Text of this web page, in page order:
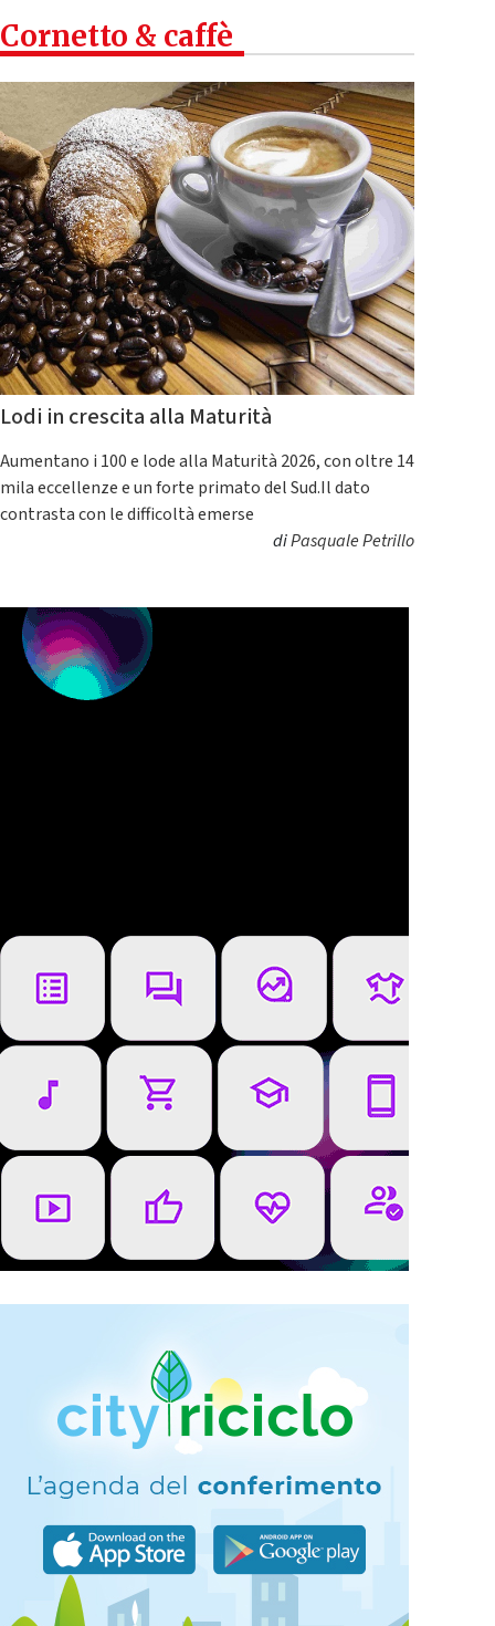
Cornetto & caffè
Lodi in crescita alla Maturità
Aumentano i 100 e lode alla Maturità 2026, con oltre 14
mila eccellenze e un forte primato del Sud.Il dato
contrasta con le difficoltà emerse
diPasquale Petrillo